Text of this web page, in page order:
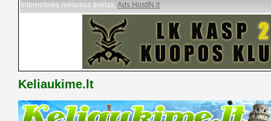
Internetinės reklamos tinklas: Ads.HostIN.lt
Keliaukime.lt